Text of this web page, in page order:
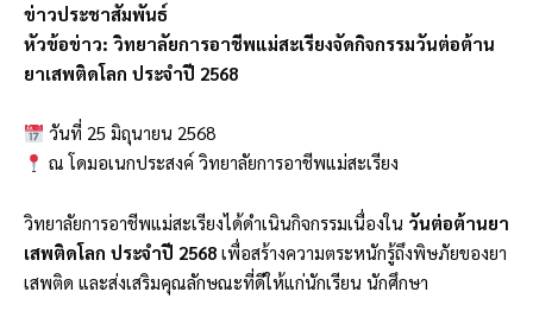
ข่าวประชาสัมพันธ์
หัวข้อข่าว: วิทยาลัยการอาชีพแม่สะเรียงจัดกิจกรรมวันต่อต้าน
ยาเสพติดโลก ประจำปี 2568
วันที่ 25 มิถุนายน 2568
ณ โดมอเนกประสงค์ วิทยาลัยการอาชีพแม่สะเรียง
วิทยาลัยการอาชีพแม่สะเรียงได้ดำเนินกิจกรรมเนื่องใน วันต่อต้านยา
เสพติดโลก ประจำปี 2568 เพื่อสร้างความตระหนักรู้ถึงพิษภัยของยา
เสพติด และส่งเสริมคุณลักษณะที่ดีให้แก่นักเรียน นักศึกษา